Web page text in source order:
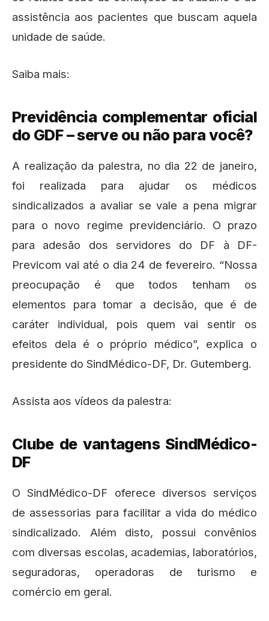
assistência aos pacientes que buscam aquela
unidade de saúde.
Saiba mais:
Previdência complementar oficial
do GDF – serve ou não para você?
A realização da palestra, no dia 22 de janeiro,
foi realizada para ajudar os médicos
sindicalizados a avaliar se vale a pena migrar
para o novo regime previdenciário. O prazo
para adesão dos servidores do DF à DF-
Previcom vai até o dia 24 de fevereiro. “Nossa
preocupação é que todos tenham os
elementos para tomar a decisão, que é de
caráter individual, pois quem vai sentir os
efeitos dela é o próprio médico”, explica o
presidente do SindMédico-DF, Dr. Gutemberg.
Assista aos vídeos da palestra:
Clube de vantagens SindMédico-
DF
O SindMédico-DF oferece diversos serviços
de assessorias para facilitar a vida do médico
sindicalizado. Além disto, possui convênios
com diversas escolas, academias, laboratórios,
seguradoras, operadoras de turismo e
comércio em geral.